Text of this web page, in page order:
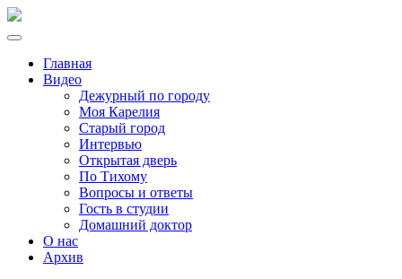
Главная
Видео
Дежурный по городу
Моя Карелия
Старый город
Интервью
Открытая дверь
По Тихому
Вопросы и ответы
Гость в студии
Домашний доктор
О нас
Архив